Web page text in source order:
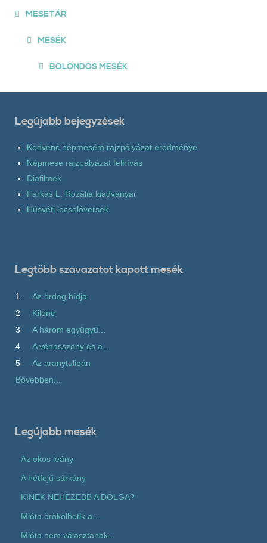
MESETÁR
MESÉK
BOLONDOS MESÉK
Legújabb bejegyzések
Kedvenc népmesém rajzpályázat eredménye
Népmese rajzpályázat felhívás
Diafilmek
Farkas L. Rozália kiadványai
Húsvéti locsolóversek
Legtöbb szavazatot kapott mesék
1
Az ördög hídja
2
Kilenc
3
A három együgyű...
4
A vénasszony és a...
5
Az aranytulipán
Bővebben...
Legújabb mesék
Az okos leány
A hétfejű sárkány
KINEK NEHEZEBB A DOLGA?
Mióta örökölhetik a...
Mióta nem választanak...